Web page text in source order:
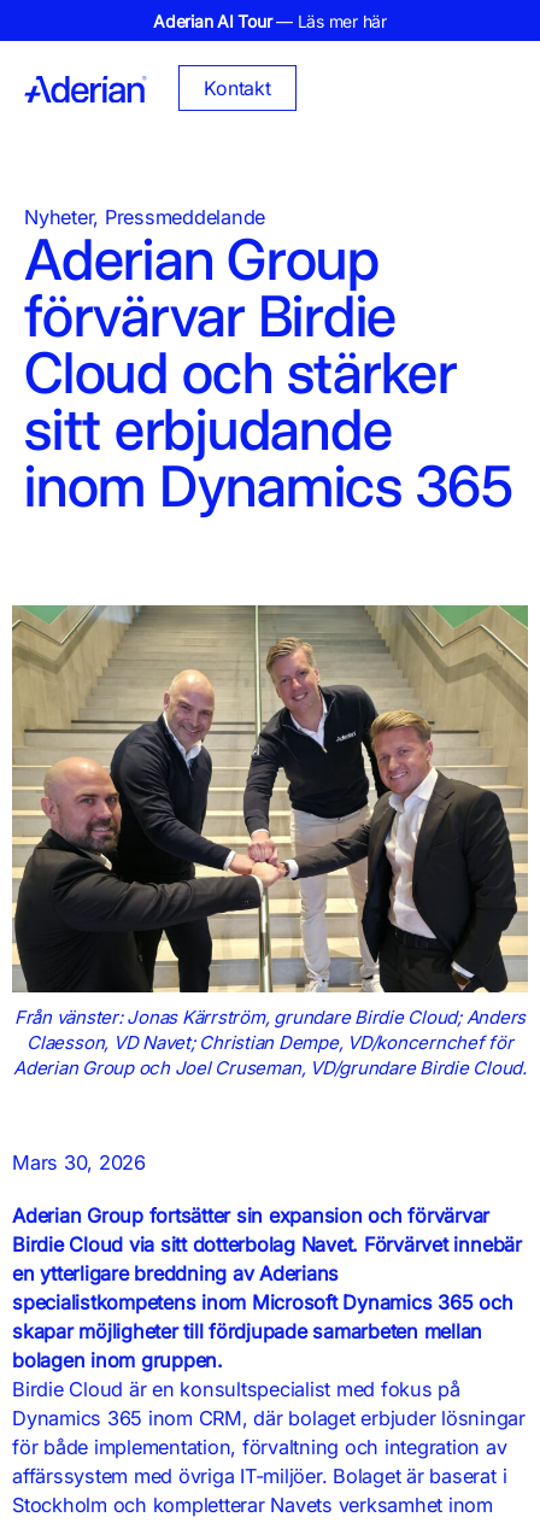
Aderian AI Tour— Läs mer här
Kontakt
Nyheter, Pressmeddelande
Aderian Group
förvärvar Birdie
Cloud och stärker
sitt erbjudande
inom Dynamics 365
Från vänster: Jonas Kärrström, grundare Birdie Cloud; Anders
Claesson, VD Navet; Christian Dempe, VD/koncernchef för
Aderian Group och Joel Cruseman, VD/grundare Birdie Cloud.
Mars 30, 2026
Aderian Group fortsätter sin expansion och förvärvar
Birdie Cloud via sitt dotterbolag Navet. Förvärvet innebär
en ytterligare breddning av Aderians
specialistkompetens inom Microsoft Dynamics 365 och
skapar möjligheter till fördjupade samarbeten mellan
bolagen inom gruppen.
Birdie Cloud är en konsultspecialist med fokus på
Dynamics 365 inom CRM, där bolaget erbjuder lösningar
för både implementation, förvaltning och integration av
affärssystem med övriga IT-miljöer. Bolaget är baserat i
Stockholm och kompletterar Navets verksamhet inom